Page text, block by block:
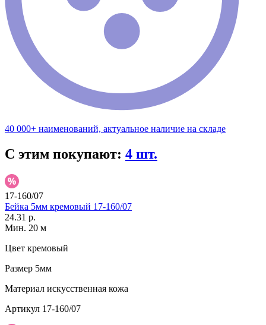
40 000+ наименований, актуальное наличие на складе
С этим покупают: 4 шт.
17-160/07
Бейка 5мм кремовый 17-160/07
24.31 р.
Мин. 20 м
Цвет кремовый
Размер 5мм
Материал искусственная кожа
Артикул 17-160/07